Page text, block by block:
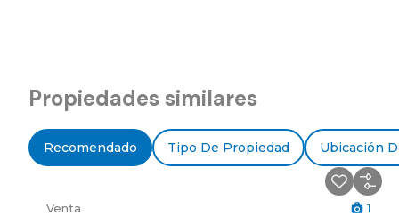
Propiedades similares
Recomendado Tipo De Propiedad Ubicación
Venta 1